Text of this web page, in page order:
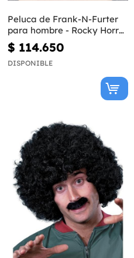
Peluca de Frank-N-Furter
para hombre - Rocky Horror
Show
$ 114.650
DISPONIBLE